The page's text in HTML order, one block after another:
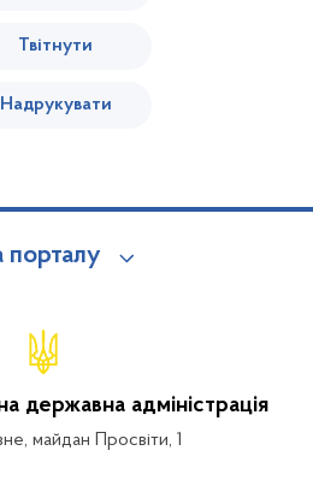
Твітнути
Надрукувати
порталу
державна адміністрація
майдан Просвіти, 1